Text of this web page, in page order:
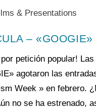
& Presentations
– «GOOGIE»
por petición popular!
agotaron las
Week » en febrero.
no se ha estrenado,